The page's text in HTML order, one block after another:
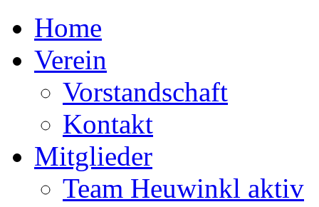
Home
Verein
Vorstandschaft
Kontakt
Mitglieder
Team Heuwinkl aktiv